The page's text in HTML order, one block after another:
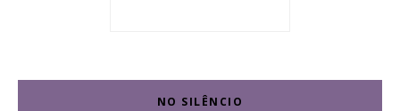
NO SILÊNCIO